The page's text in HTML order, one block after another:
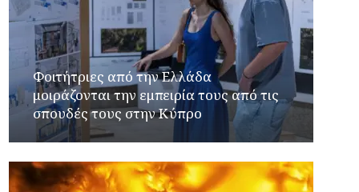
Φοιτήτριες από την Ελλάδα
μοιράζονται την εμπειρία τους από τις
σπουδές τους στην Κύπρο